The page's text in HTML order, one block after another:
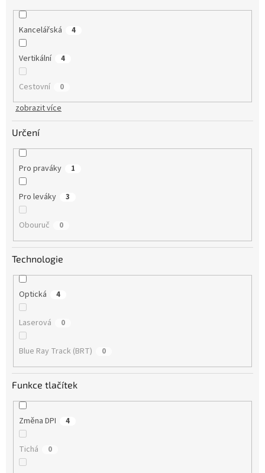
Kancelářská 4
Vertikální 4
Cestovní 0
zobrazit více
Určení
Pro praváky 1
Pro leváky 3
Obouruč 0
Technologie
Optická 4
Laserová 0
Blue Ray Track (BRT) 0
Funkce tlačítek
Změna DPI 4
Tichá 0